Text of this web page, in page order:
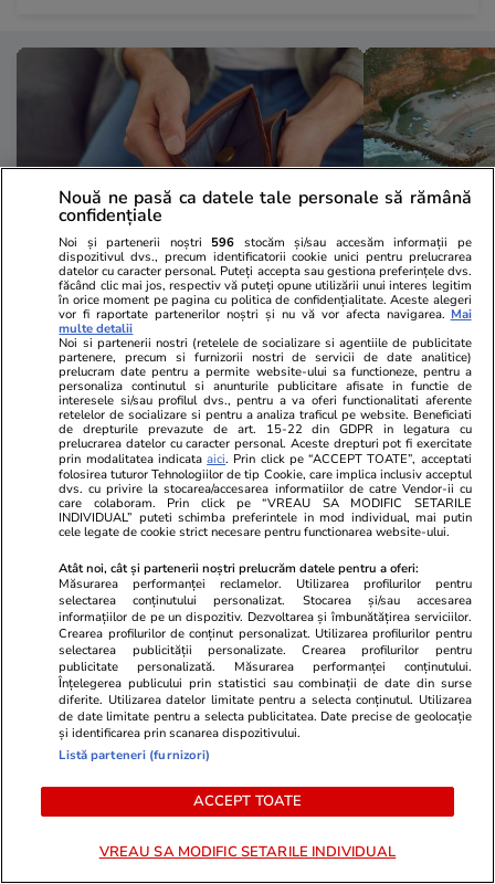
Vacanțe și Cultură 05 aug.
Cel puțin 120 de familii au fost
păcălite cu aceeași cazare
fantomă în Italia: „Casa nu există,
ați luat țeapă”
Vacanțe și
Zeci de
fără
ce agenția
cazarea
Bani și Afaceri 04 aug.
Ce este loud budgeting,
tendința financiară populară la
generația Z
Lifestyle
Cum se scrie corect: bineînțeles
sau bine înțeles
Nouă ne pasă ca datele tale personale să rămână
confidențiale
Noi și partenerii noștri 596 stocăm și/sau accesăm informații pe
dispozitivul dvs., precum identificatorii cookie unici pentru prelucrarea
datelor cu caracter personal. Puteți accepta sau gestiona preferințele dvs.
făcând clic mai jos, respectiv vă puteți opune utilizării unui interes legitim
în orice moment pe pagina cu politica de confidențialitate. Aceste alegeri
vor fi raportate partenerilor noștri și nu vă vor afecta navigarea. Mai
multe detalii
Noi si partenerii nostri (retelele de socializare si agentiile de publicitate
partenere, precum si furnizorii nostri de servicii de date analitice)
prelucram date pentru a permite website-ului sa functioneze, pentru a
personaliza continutul si anunturile publicitare afisate in functie de
interesele si/sau profilul dvs., pentru a va oferi functionalitati aferente
retelelor de socializare si pentru a analiza traficul pe website. Beneficiati
de drepturile prevazute de art. 15-22 din GDPR in legatura cu
prelucrarea datelor cu caracter personal. Aceste drepturi pot fi exercitate
prin modalitatea indicataaici. Prin click pe “ACCEPT TOATE”, acceptati
folosirea tuturor Tehnologiilor de tip Cookie, care implica inclusiv acceptul
dvs. cu privire la stocarea/accesarea informatiilor de catre Vendor-ii cu
care colaboram. Prin click pe “VREAU SA MODIFIC SETARILE
INDIVIDUAL” puteti schimba preferintele in mod individual, mai putin
cele legate de cookie strict necesare pentru functionarea website-ului.
Atât noi, cât și partenerii noștri prelucrăm datele pentru a oferi:
Măsurarea performanței reclamelor. Utilizarea profilurilor pentru
selectarea conținutului personalizat. Stocarea și/sau accesarea
informațiilor de pe un dispozitiv. Dezvoltarea și îmbunătățirea serviciilor.
Crearea profilurilor de conținut personalizat. Utilizarea profilurilor pentru
selectarea publicității personalizate. Crearea profilurilor pentru
publicitate personalizată. Măsurarea performanței conținutului.
Înțelegerea publicului prin statistici sau combinații de date din surse
diferite. Utilizarea datelor limitate pentru a selecta conținutul. Utilizarea
de date limitate pentru a selecta publicitatea. Date precise de geolocație
și identificarea prin scanarea dispozitivului.
Listă parteneri (furnizori)
ACCEPT TOATE
VREAU SA MODIFIC SETARILE INDIVIDUAL